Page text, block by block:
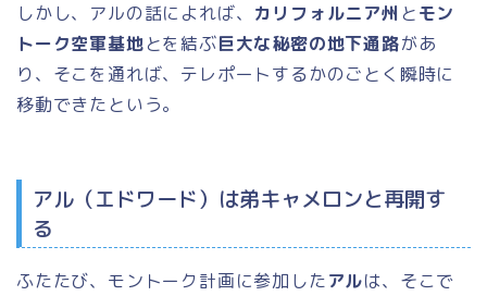
しかし、アルの話によれば、 カリフォルニア州 とモン
トーク空軍基地とを結ぶ巨大な秘密の地下通路があ
り、そこを通れば、テレポートするかのごとく瞬時に
移動できたという。
アル（エドワード）は弟キャメロンと再開す
る
ふたたび、モントーク計画に参加したアルは、そこで